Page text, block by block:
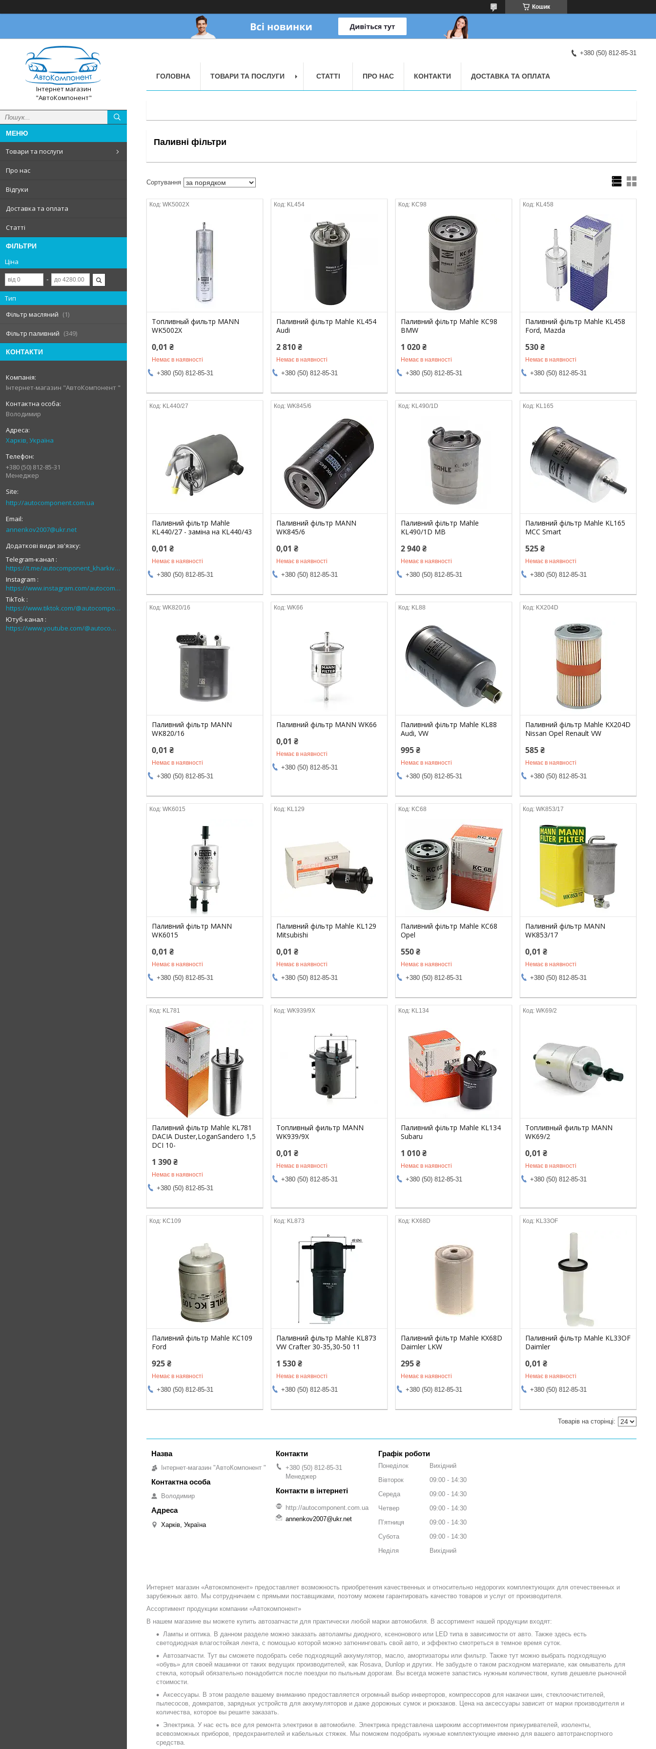
Кошик
Інтернет магазин
"АвтоКомпонент"
Товари та послуги
Про нас
Відгуки
Доставка та оплата
Статті
ФІЛЬТРИ
Ціна
Тип
Фільтр масляний
1
Фільтр паливний 349
КОНТАКТИ
Інтернет-магазин "АвтоКомпонент "
Володимир
Харків, Україна
+380 (50) 812-85-31
Менеджер
http://autocomponent.com.ua
annenkov2007@ukr.net
Telegram-канал
https://t.me/autocomponent_kharkiv_autolight
Instagram
https://www.instagram.com/autocomponent
TikTok
https://www.tiktok.com/@autocomponent_1
Ютуб-канал
https://www.youtube.com/@autocomponent_ua
+380 (50) 812-85-31
ГОЛОВНА ТОВАРИ ТА ПОСЛУГИ СТАТТІ ПРО НАС КОНТАКТИ ДОСТАВКА ТА ОПЛАТА
Паливні фільтри
WK5002X
Топливный фильтр MANN
WK5002X
0,01 ₴
Немає в наявності
+380 (50) 812-85-31
KL454
Паливний фільтр Mahle KL454
Audi
2 810 ₴
Немає в наявності
+380 (50) 812-85-31
KC98
Паливний фільтр Mahle KC98
BMW
1 020 ₴
Немає в наявності
+380 (50) 812-85-31
KL458
Паливний фільтр Mahle KL458
Ford, Mazda
530 ₴
Немає в наявності
+380 (50) 812-85-31
KL440/27
Паливний фільтр Mahle
KL440/27 - заміна на KL440/43
0,01 ₴
Немає в наявності
+380 (50) 812-85-31
WK845/6
Паливний фільтр MANN
WK845/6
0,01 ₴
Немає в наявності
+380 (50) 812-85-31
KL490/1D
Паливний фільтр Mahle
KL490/1D MB
2 940 ₴
Немає в наявності
+380 (50) 812-85-31
KL165
Паливний фільтр Mahle KL165
MCC Smart
525 ₴
Немає в наявності
+380 (50) 812-85-31
WK820/16
Паливний фільтр MANN
WK820/16
0,01 ₴
Немає в наявності
+380 (50) 812-85-31
WK66
Паливний фільтр MANN WK66
0,01 ₴
Немає в наявності
+380 (50) 812-85-31
KL88
Паливний фільтр Mahle KL88
Audi, VW
995 ₴
Немає в наявності
+380 (50) 812-85-31
KX204D
Паливний фільтр Mahle KX204D
Nissan Opel Renault VW
585 ₴
Немає в наявності
+380 (50) 812-85-31
WK6015
Паливний фільтр MANN
WK6015
0,01 ₴
Немає в наявності
+380 (50) 812-85-31
KL129
Паливний фільтр Mahle KL129
Mitsubishi
0,01 ₴
Немає в наявності
+380 (50) 812-85-31
KC68
Паливний фільтр Mahle KC68
Opel
550 ₴
Немає в наявності
+380 (50) 812-85-31
WK853/17
Паливний фільтр MANN
WK853/17
0,01 ₴
Немає в наявності
+380 (50) 812-85-31
KL781
Паливний фільтр Mahle KL781
DACIA Duster,LoganSandero 1,5
DCI 10-
1 390 ₴
Немає в наявності
+380 (50) 812-85-31
WK939/9X
Топливный фильтр MANN
WK939/9X
0,01 ₴
Немає в наявності
+380 (50) 812-85-31
KL134
Паливний фільтр Mahle KL134
Subaru
1 010 ₴
Немає в наявності
+380 (50) 812-85-31
WK69/2
Топливный фильтр MANN
WK69/2
0,01 ₴
Немає в наявності
+380 (50) 812-85-31
KC109
Паливний фільтр Mahle KC109
Ford
925 ₴
Немає в наявності
+380 (50) 812-85-31
KL873
Паливний фільтр Mahle KL873
VW Crafter 30-35,30-50 11
1 530 ₴
Немає в наявності
+380 (50) 812-85-31
KX68D
Паливний фільтр Mahle KX68D
Daimler LKW
295 ₴
Немає в наявності
+380 (50) 812-85-31
KL33OF
Паливний фільтр Mahle KL33OF
Daimler
0,01 ₴
Немає в наявності
+380 (50) 812-85-31
Інтернет-магазин "АвтоКомпонент "
Володимир
Харків, Україна
+380 (50) 812-85-31
Менеджер
http://autocomponent.com.ua
annenkov2007@ukr.net
Графік роботи
Понеділок
Вихідний
Вівторок
09:00
14:30
Середа
09:00
14:30
Четвер
09:00
14:30
Пʼятниця
09:00
14:30
Субота
09:00
14:30
Неділя
Вихідний
Интернет магазин «Автокомпонент» предоставляет возможность приобретения качественных и относительно недорогих комплектующих для отечественных и
зарубежных авто. Мы сотрудничаем с прямыми поставщиками, поэтому можем гарантировать качество товаров и услуг от производителя.
Ассортимент продукции компании «Автокомпонент»
В нашем магазине вы можете купить автозапчасти для практически любой марки автомобиля. В ассортимент нашей продукции входят:
Лампы и оптика. В данном разделе можно заказать автолампы диодного, ксенонового или LED типа в зависимости от авто. Также здесь есть
светодиодная влагостойкая лента, с помощью которой можно затюнинговать свой авто, и эффектно смотреться в темное время суток.
Автозапчасти. Тут вы сможете подобрать себе подходящий аккумулятор, масло, амортизаторы или фильтр. Также тут можно выбрать подходящую
«обувь» для своей машинки от таких ведущих производителей, как Rosava, Dunlop и других. Не забудьте о таком расходном материале, как омыватель для
стекла, который обязательно понадобится после поездки по пыльным дорогам. Вы всегда можете запастись нужным количеством, купив дешевле рыночной
стоимости.
Аксессуары. В этом разделе вашему вниманию предоставляется огромный выбор инверторов, компрессоров для накачки шин, стеклоочистителей,
пылесосов, домкратов, зарядных устройств для аккумуляторов и даже дорожных сумок и рюкзаков. Цена на аксессуары зависит от марки производителя и
количества, которое вы решите заказать.
Электрика. У нас есть все для ремонта электрики в автомобиле. Электрика представлена широким ассортиментом прикуривателей, изоленты,
всевозможных приборов, предохранителей и кабельных стяжек. Мы поможем подобрать нужные комплектующие именно для вашего автотранспортного
средства.